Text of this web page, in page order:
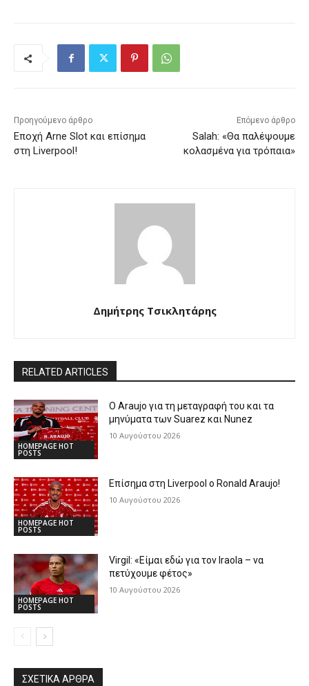
Προηγούμενο άρθρο
Εποχή Arne Slot και επίσημα
στη Liverpool!
Επόμενο άρθρο
Salah: «Θα παλέψουμε
κολασμένα για τρόπαια»
Δημήτρης Τσικλητάρης
RELATED ARTICLES
HOMEPAGE HOT
POSTS
Ο Araujo για τη μεταγραφή του και τα
μηνύματα των Suarez και Nunez
10 Αυγούστου 2026
HOMEPAGE HOT
POSTS
Επίσημα στη Liverpool ο Ronald Araujo!
10 Αυγούστου 2026
HOMEPAGE HOT
POSTS
Virgil: «Είμαι εδώ για τον Iraola – να
πετύχουμε φέτος»
10 Αυγούστου 2026
ΣΧΕΤΙΚΆ ΆΡΘΡΑ